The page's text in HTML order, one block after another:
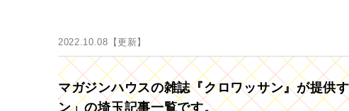
2022.10.08【更新】
マガジンハウスの雑誌『クロワッサン』が提供
ン」の埼玉記事一覧です。